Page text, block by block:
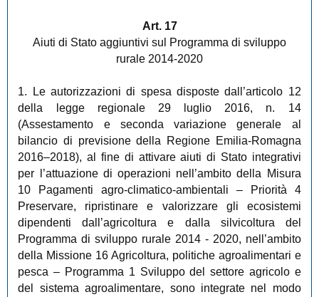
Art. 17
Aiuti di Stato aggiuntivi sul Programma di sviluppo
rurale 2014-2020
1. Le autorizzazioni di spesa disposte dall’articolo 12
della legge regionale 29 luglio 2016, n. 14
(Assestamento e seconda variazione generale al
bilancio di previsione della Regione Emilia-Romagna
2016–2018), al fine di attivare aiuti di Stato integrativi
per l’attuazione di operazioni nell’ambito della Misura
10 Pagamenti agro-climatico-ambientali – Priorità 4
Preservare, ripristinare e valorizzare gli ecosistemi
dipendenti dall’agricoltura e dalla silvicoltura del
Programma di sviluppo rurale 2014 - 2020, nell’ambito
della Missione 16 Agricoltura, politiche agroalimentari e
pesca – Programma 1 Sviluppo del settore agricolo e
del sistema agroalimentare, sono integrate nel modo